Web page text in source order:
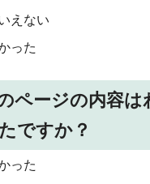
えない
った
ページの内容は
ですか？
った